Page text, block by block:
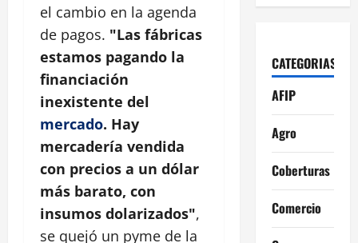
el cambio en la agenda
de pagos. "Las fábricas
estamos pagando la
financiación
inexistente del
mercado. Hay
mercadería vendida
con precios a un dólar
más barato, con
insumos dolarizados",
se quejó un pyme de la
CATEGORIAS
AFIP
Agro
Coberturas
Comercio